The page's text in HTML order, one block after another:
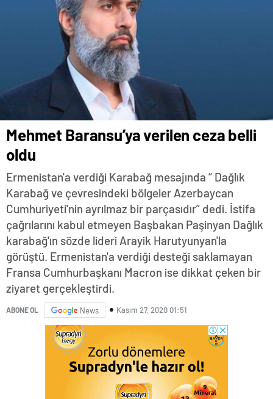
Mehmet Baransu’ya verilen ceza belli
oldu
Ermenistan'a verdiği Karabağ mesajında “ Dağlık
Karabağ ve çevresindeki bölgeler Azerbaycan
Cumhuriyeti'nin ayrılmaz bir parçasıdır” dedi. İstifa
çağrılarını kabul etmeyen Başbakan Paşinyan Dağlık
karabağ'ın sözde lideri Arayik Harutyunyan'la
görüştü. Ermenistan'a verdiği desteği saklamayan
Fransa Cumhurbaşkanı Macron ise dikkat çeken bir
ziyaret gerçekleştirdi.
ABONE OL News Kasım 27, 2020 01:51